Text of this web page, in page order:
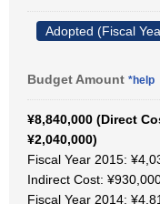
Adopted (Fiscal
Budget Amount *help
¥8,840,000 (Direct
¥2,040,000)
Fiscal Year 2015:
Indirect Cost:
Fiscal Year 2014: